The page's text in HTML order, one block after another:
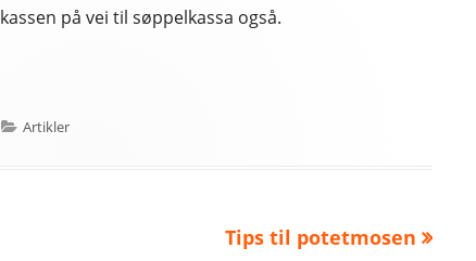
på vei til søppelkassa også.
Categories
Artikler
Next
Tips til potetmosen